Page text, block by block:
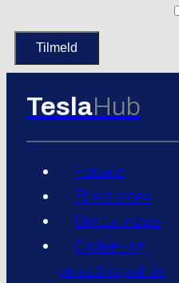
TeslaHub
Forside
Elbils index
Om Ev-news
Cookie- og
privatlivspolitik